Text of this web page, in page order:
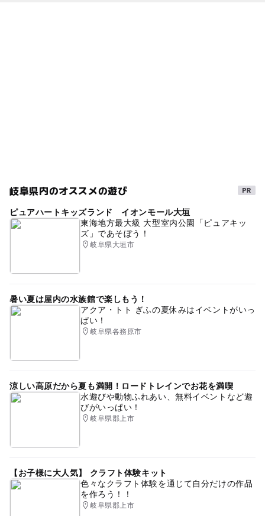
岐阜県内のオススメの遊び
ピュアハートキッズランド イオンモール大垣
東海地方最大級 大型室内公園「ピュアキッ
ズ」であそぼう！
岐阜県大垣市
暑い夏は屋内の水族館で楽しもう！
アクア・トト ぎふの夏休みはイベントがいっ
ぱい！
岐阜県各務原市
涼しい高原だから夏も満開！ロードトレインでお花を満喫
水遊びや動物ふれあい、無料イベントなど遊
びがいっぱい！
岐阜県郡上市
【お子様に大人気】 クラフト体験キット
色々なクラフト体験を通じて自分だけの作品
を作ろう！！
岐阜県郡上市